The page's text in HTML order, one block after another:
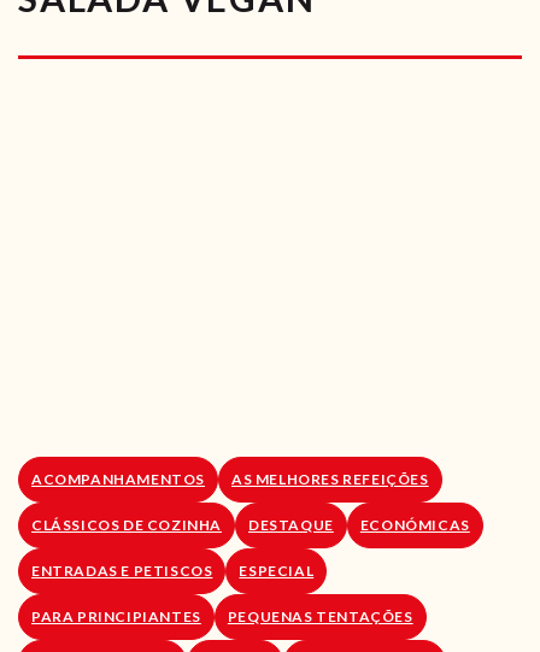
RECEITAS VEGGIE
ACOMPANHAMENTOS AS MELHORES REFEIÇÕES
CLÁSSICOS DE COZINHA DESTAQUE ECONÓMICAS
ENTRADAS E PETISCOS ESPECIAL
PARA PRINCIPIANTES PEQUENAS TENTAÇÕES